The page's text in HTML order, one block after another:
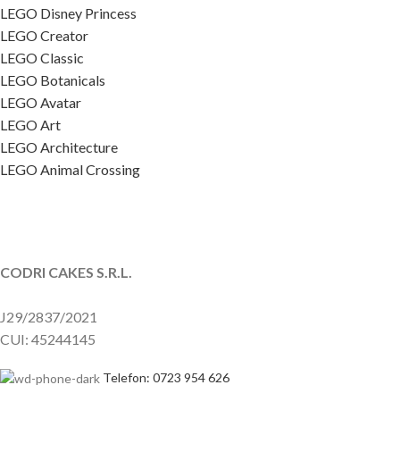
LEGO Disney Princess
LEGO Creator
LEGO Classic
LEGO Botanicals
LEGO Avatar
LEGO Art
LEGO Architecture
LEGO Animal Crossing
CODRI CAKES S.R.L.
J29/2837/2021
CUI: 45244145
Telefon: 0723 954 626